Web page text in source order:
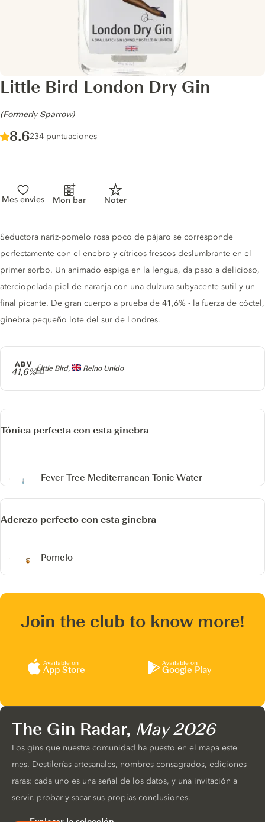
Little Bird London Dry Gin
-
(Formerly Sparrow)
Score :
8.6/ 10
234 puntuaciones
Mes envies Mon bar Noter
Producer
Little Bird, Reino Unido
ABV
41,6%
Gin description
Seductora nariz-pomelo rosa poco de pájaro se corresponde
perfectamente con el enebro y cítricos frescos deslumbrante en el
primer sorbo. Un animado espiga en la lengua, da paso a delicioso,
aterciopelada piel de naranja con una dulzura subyacente sutil y un
final picante. De gran cuerpo a prueba de 41,6% - la fuerza de cóctel,
ginebra pequeño lote del sur de Londres.
Tónica perfecta con esta ginebra
Fever Tree Mediterranean Tonic Water
Aderezo perfecto con esta ginebra
Pomelo
Join the club to know more!
Available on
App Store
Available on
Google Play
The Gin Radar, May 2026
Los gins que nuestra comunidad ha puesto en el mapa este
mes. Destilerías artesanales, nombres consagrados, ediciones
raras: cada uno es una señal de los datos, y una invitación a
servir, probar y sacar sus propias conclusiones.